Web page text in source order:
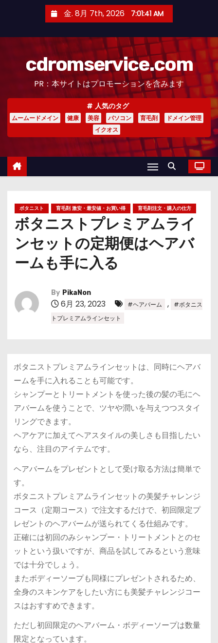
金. 8月 7th, 2026 7:01:41 AM
cdromservice.com
PR：本サイトはプロモーションを含みます
人気のタグ
ムームードメイン 健康 美容 パソコン 育毛剤
ドメイン管理
イクオス
ボタニスト 育毛剤 激安・最安値・お買い得 育毛剤注文・購入の仕方
ボタニストプレミアムライ
ンセットの定期便はヘアバ
ームも手に入る
By PikaNon
6月 23, 2023 #ヘアバーム ,
#ボタニス
トプレミアムラインセット
ボタニストプレミアムラインセットは、同時にヘアバ
ームを手に入れることも可能です。
シャンプーとトリートメントを使った後の髪の毛にヘ
アバームを使うことで、ツヤや潤いを与えつつスタイ
リングできます。
ヘアケアに加えてヘアスタイルの美しさも目指したい
なら、注目のアイテムです。
ヘアバームをプレゼントとして受け取る方法は簡単で
す。
ボタニストプレミアムラインセットの美髪チャレンジ
コース（定期コース）で注文するだけで、初回限定プ
レゼントのヘアバームが送られてくる仕組みです。
正確には初回のみシャンプー・トリートメントとのセ
ットという扱いですが、商品を試してみるという意味
では十分でしょう。
またボディーソープも同様にプレゼントされるため、
全身のスキンケアをしたい方にも美髪チャレンジコー
スはおすすめできます。
ただし初回限定のヘアバーム・ボディーソープは数量
限定となっています。